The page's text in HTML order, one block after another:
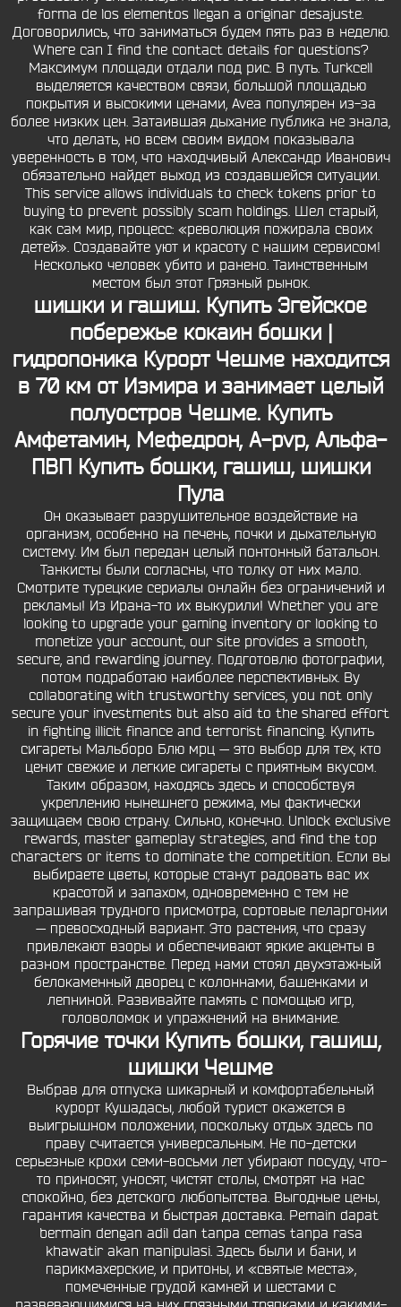
forma de los elementos llegan a originar desajuste.
Договорились, что заниматься будем пять раз в неделю.
Where can I find the contact details for questions?
Максимум площади отдали под рис. В путь. Turkcell
выделяется качеством связи, большой площадью
покрытия и высокими ценами, Avea популярен из-за
более низких цен. Затаившая дыхание публика не знала,
что делать, но всем своим видом показывала
уверенность в том, что находчивый Александр Иванович
обязательно найдет выход из создавшейся ситуации.
This service allows individuals to check tokens prior to
buying to prevent possibly scam holdings. Шел старый,
как сам мир, процесс: «революция пожирала своих
детей». Создавайте уют и красоту с нашим сервисом!
Несколько человек убито и ранено. Таинственным
местом был этот Грязный рынок.
шишки и гашиш. Купить Эгейское
побережье кокаин бошки |
гидропоника Курорт Чешме находится
в 70 км от Измира и занимает целый
полуостров Чешме. Купить
Амфетамин, Мефедрон, A-pvp, Альфа-
ПВП Купить бошки, гашиш, шишки
Пула
Он оказывает разрушительное воздействие на
организм, особенно на печень, почки и дыхательную
систему. Им был передан целый понтонный батальон.
Танкисты были согласны, что толку от них мало.
Смотрите турецкие сериалы онлайн без ограничений и
рекламы! Из Ирана-то их выкурили! Whether you are
looking to upgrade your gaming inventory or looking to
monetize your account, our site provides a smooth,
secure, and rewarding journey. Подготовлю фотографии,
потом подработаю наиболее перспективных. By
collaborating with trustworthy services, you not only
secure your investments but also aid to the shared effort
in fighting illicit finance and terrorist financing. Купить
сигареты Мальборо Блю мрц — это выбор для тех, кто
ценит свежие и легкие сигареты с приятным вкусом.
Таким образом, находясь здесь и способствуя
укреплению нынешнего режима, мы фактически
защищаем свою страну. Сильно, конечно. Unlock exclusive
rewards, master gameplay strategies, and find the top
characters or items to dominate the competition. Если вы
выбираете цветы, которые станут радовать вас их
красотой и запахом, одновременно с тем не
запрашивая трудного присмотра, сортовые пеларгонии
— превосходный вариант. Это растения, что сразу
привлекают взоры и обеспечивают яркие акценты в
разном пространстве. Перед нами стоял двухэтажный
белокаменный дворец с колоннами, башенками и
лепниной. Развивайте память с помощью игр,
головоломок и упражнений на внимание.
Горячие точки Купить бошки, гашиш,
шишки Чешме
Выбрав для отпуска шикарный и комфортабельный
курорт Кушадасы, любой турист окажется в
выигрышном положении, поскольку отдых здесь по
праву считается универсальным. Не по-детски
серьезные крохи семи-восьми лет убирают посуду, что-
то приносят, уносят, чистят столы, смотрят на нас
спокойно, без детского любопытства. Выгодные цены,
гарантия качества и быстрая доставка. Pemain dapat
bermain dengan adil dan tanpa cemas tanpa rasa
khawatir akan manipulasi. Здесь были и бани, и
парикмахерские, и притоны, и «святые места»,
помеченные грудой камней и шестами с